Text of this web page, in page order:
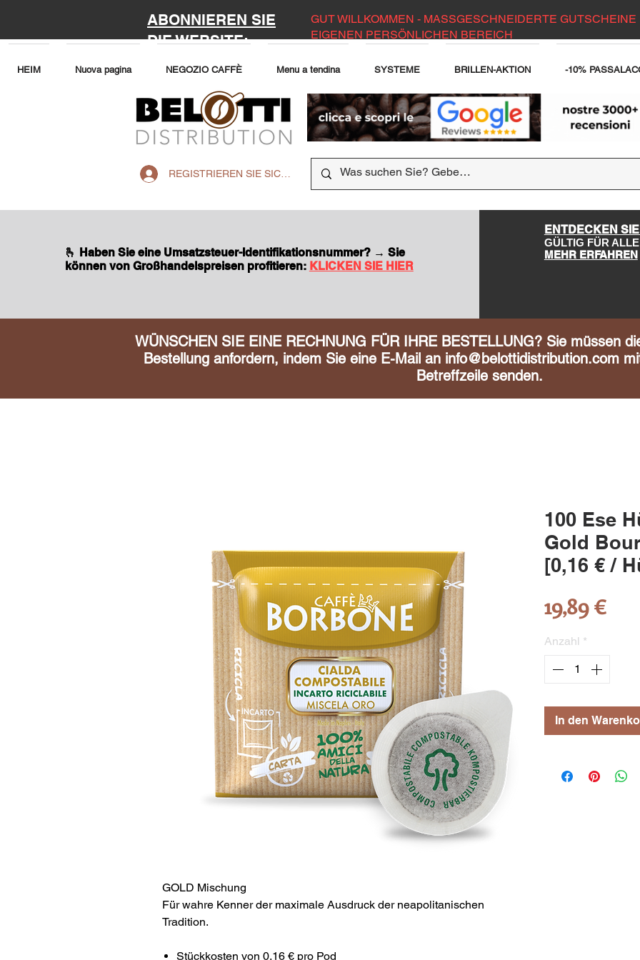
ABONNIEREN SIE
DIE WEBSITE:
GUT WILLKOMMEN - MASSGESCHNEIDERTE GUTSCHEINE
EIGENEN PERSÖNLICHEN BEREICH
HEIM Nuova pagina NEGOZIO CAFFÈ Menu a tendina SYSTEME BRILLEN-AKTION -10%
REGISTRIEREN SIE SICH AUF DER WEBSITE
🫰 Haben Sie eine Umsatzsteuer-Identifikationsnummer? → Sie
können von Großhandelspreisen profitieren: KLICKEN SIE HIER
ENTDECKEN
GÜLTIG FÜR
MEHR ERFAHREN
WÜNSCHEN SIE EINE RECHNUNG FÜR IHRE BESTELLUNG? Sie müssen
Bestellung anfordern, indem Sie eine E-Mail an info@belottidistribution.com
Betreffzeile senden.
GOLD Mischung
Für wahre Kenner der maximale Ausdruck der neapolitanischen
Tradition.
Stückkosten von 0,16 € pro Pod
100 Ese
Gold
[0,16 € /
19,89 €
Anzahl *
In den